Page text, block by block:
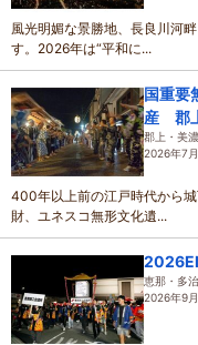
風光明媚な景勝地、長良川河
す。2026年は“平和に...
国重要
産 郡
郡上・美
2026年7
400年以上前の江戸時代から
財、ユネスコ無形文化遺...
恵那・多
2026年9